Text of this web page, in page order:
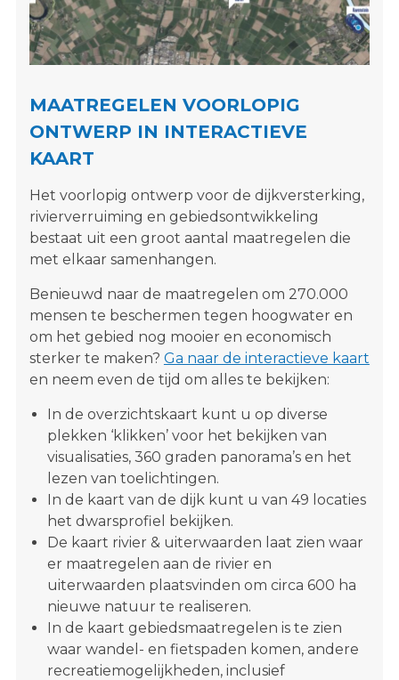
MAATREGELEN VOORLOPIG
ONTWERP IN INTERACTIEVE
KAART
Het voorlopig ontwerp voor de dijkversterking,
rivierverruiming en gebiedsontwikkeling
bestaat uit een groot aantal maatregelen die
met elkaar samenhangen.
Benieuwd naar de maatregelen om 270.000
mensen te beschermen tegen hoogwater en
om het gebied nog mooier en economisch
sterker te maken? Ga naar de interactieve kaart
en neem even de tijd om alles te bekijken:
In de overzichtskaart kunt u op diverse
plekken ‘klikken’ voor het bekijken van
visualisaties, 360 graden panorama’s en het
lezen van toelichtingen.
In de kaart van de dijk kunt u van 49 locaties
het dwarsprofiel bekijken.
De kaart rivier & uiterwaarden laat zien waar
er maatregelen aan de rivier en
uiterwaarden plaatsvinden om circa 600 ha
nieuwe natuur te realiseren.
In de kaart gebiedsmaatregelen is te zien
waar wandel- en fietspaden komen, andere
recreatiemogelijkheden, inclusief